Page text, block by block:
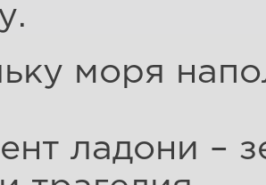
моря
ладони –